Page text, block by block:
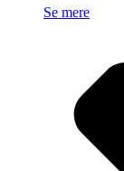
Se mere